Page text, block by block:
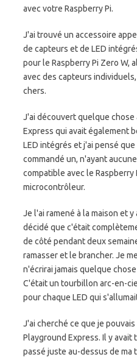
avec votre Raspberry Pi.
J'ai trouvé un accessoire
de capteurs et de LED
pour le Raspberry Pi Zero W,
avec des capteurs
chers.
J'ai découvert quelque chose
Express qui avait également
LED intégrés et j'ai pensé
commandé un, n'ayant
compatible avec le Raspberry
microcontrôleur.
Je l'ai ramené à la maison et
décidé que c'était
de côté pendant deux
ramasser et le brancher. Je
n'écrirai jamais quelque
C'était un tourbillon arc-en-
pour chaque LED qui
J'ai cherché ce que je
Playground Express. Il y
passé juste au-dessus de ma